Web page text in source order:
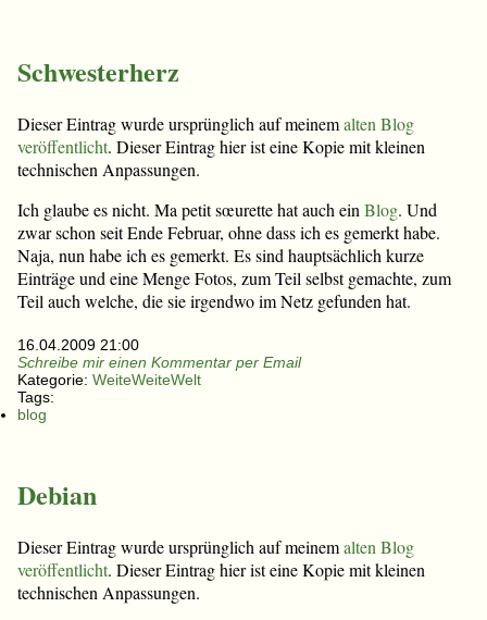
Schwesterherz
Dieser Eintrag wurde ursprünglich auf meinemalten Blog
veröffentlicht. Dieser Eintrag hier ist eine Kopie mit kleinen
technischen Anpassungen.
Ich glaube es nicht. Ma petit sœurette hat auch ein Blog. Und
zwar schon seit Ende Februar, ohne dass ich es gemerkt habe.
Naja, nun habe ich es gemerkt. Es sind hauptsächlich kurze
Einträge und eine Menge Fotos, zum Teil selbst gemachte, zum
Teil auch welche, die sie irgendwo im Netz gefunden hat.
16.04.2009 21:00
Schreibe mir einen Kommentar per Email
Kategorie: WeiteWeiteWelt
Tags:
blog
Debian
Dieser Eintrag wurde ursprünglich auf meinemalten Blog
veröffentlicht. Dieser Eintrag hier ist eine Kopie mit kleinen
technischen Anpassungen.